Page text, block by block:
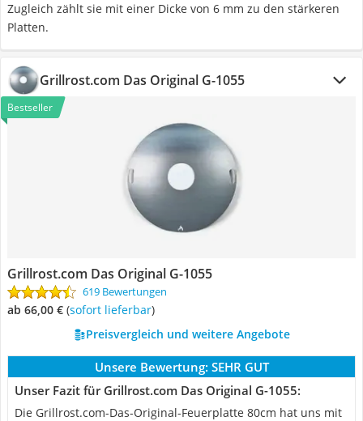
Zugleich zählt sie mit einer Dicke von 6 mm zu den stärkeren
Platten.
Grillrost.com Das Original G-1055
Bestseller
Grillrost.com Das Original G-1055
619 Bewertungen
ab 66,00 € ( Sofort lieferbar)
Preisvergleich und weitere Angebote
Unsere Bewertung: SEHR GUT
Unser Fazit für Grillrost.com Das Original G-1055:
Die Grillrost.com-Das-Original-Feuerplatte 80cm hat uns mit